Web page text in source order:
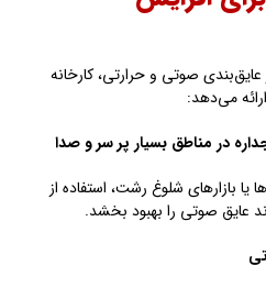
صوتی و حرارتی، کارخانه
می‌دهد:
در مناطق بسیار پر سر و صدا
یا بازارهای شلوغ رشت، استفاده از
عایق صوتی را بهبود بخشد.